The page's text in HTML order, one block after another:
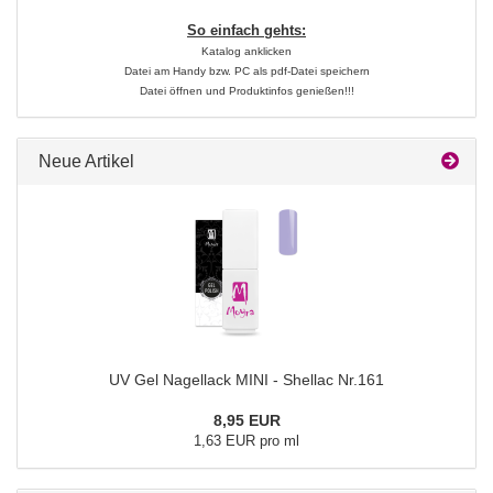
So einfach gehts:
Katalog anklicken
Datei am Handy bzw. PC als pdf-Datei speichern
Datei öffnen und Produktinfos genießen!!!
Neue Artikel
UV Gel Nagellack MINI - Shellac Nr.161
8,95 EUR
1,63 EUR pro ml